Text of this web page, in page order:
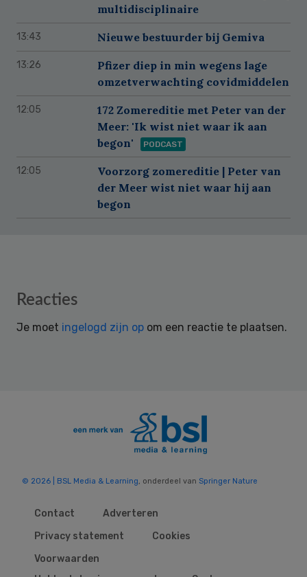
multidisciplinaire
13:43 Nieuwe bestuurder bij Gemiva
13:26
Pfizer diep in min wegens lage
omzetverwachting covidmiddelen
12:05
172 Zomereditie met Peter van der
Meer: 'Ik wist niet waar ik aan
begon'
PODCAST
12:05
Voorzorg zomereditie | Peter van
der Meer wist niet waar hij aan
begon
Reader
Reacties
Je moet ingelogd zijn op om een reactie te plaatsen.
© 2026 | BSL Media & Learning, onderdeel van Springer Nature
Contact
Adverteren
Privacy statement
Cookies
Voorwaarden